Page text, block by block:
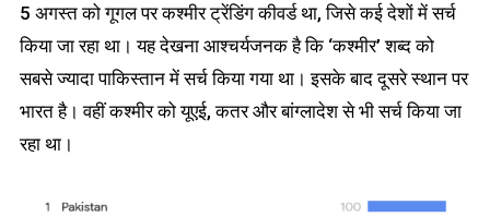
5 अगस्त को गूगल पर कश्मीर ट्रेंडिंग कीवर्ड था, जिसे कई देशों में सर्च
किया जा रहा था। यह देखना आश्चर्यजनक है कि ‘कश्मीर’ शब्द को
सबसे ज्यादा पाकिस्तान में सर्च किया गया था। इसके बाद दूसरे स्थान पर
भारत है। वहीं कश्मीर को यूएई, कतर और बांग्लादेश से भी सर्च किया जा
रहा था।